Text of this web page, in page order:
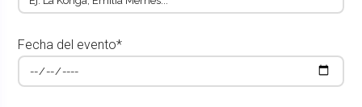
Fecha del evento*